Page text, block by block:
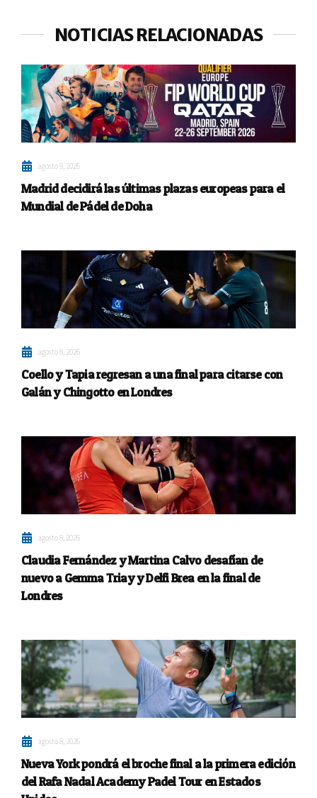
NOTICIAS RELACIONADAS
agosto 9, 2026
Madrid decidirá las últimas plazas europeas para el
Mundial de Pádel de Doha
agosto 8, 2026
Coello y Tapia regresan a una final para citarse con
Galán y Chingotto en Londres
agosto 8, 2026
Claudia Fernández y Martina Calvo desafían de
nuevo a Gemma Triay y Delfi Brea en la final de
Londres
agosto 8, 2026
Nueva York pondrá el broche final a la primera edición
del Rafa Nadal Academy Padel Tour en Estados